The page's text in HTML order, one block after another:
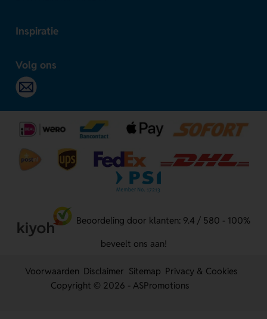
Inspiratie
Volg ons
Beoordeling door klanten: 9.4 / 580 - 100%
beveelt ons aan!
Voorwaarden Disclaimer Sitemap Privacy & Cookies
Copyright © 2026 - ASPromotions